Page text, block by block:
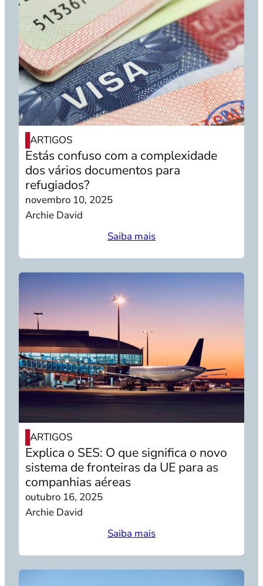
ARTIGOS
Estás confuso com a complexidade
dos vários documentos para
refugiados?
novembro 10, 2025
Archie David
Saiba mais
ARTIGOS
Explica o SES: O que significa o novo
sistema de fronteiras da UE para as
companhias aéreas
outubro 16, 2025
Archie David
Saiba mais